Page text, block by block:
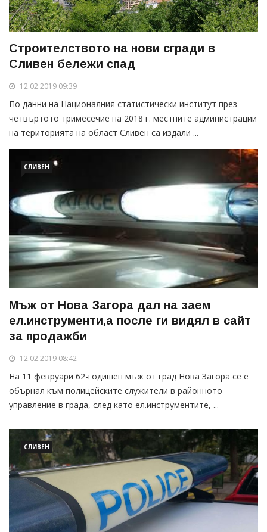
Строителството на нови сгради в
Сливен бележи спад
12.02.2019 09:39
По данни на Националния статистически институт през
четвъртото тримесечие на 2018 г. местните администрации
на територията на област Сливен са издали ...
СЛИВЕН
Мъж от Нова Загора дал на заем
ел.инструменти,а после ги видял в сайт
за продажби
12.02.2019 08:42
На 11 февруари 62-годишен мъж от град Нова Загора се е
обърнал към полицейските служители в районното
управление в града, след като ел.инструментите, ...
СЛИВЕН